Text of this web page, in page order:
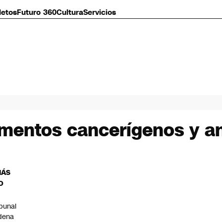
Futuro 360CulturaServicios
cancerígenos y